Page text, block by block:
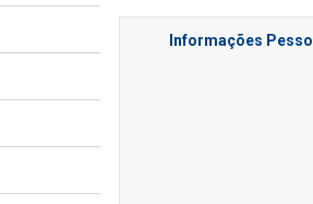
Informações